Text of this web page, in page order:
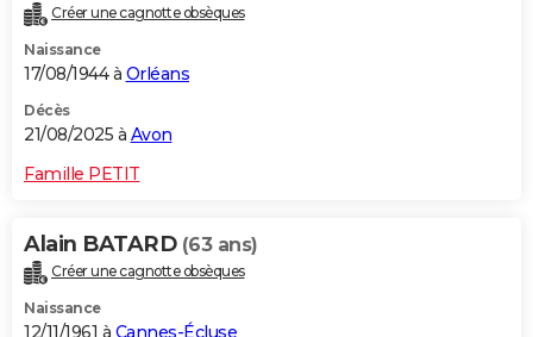
Créer une cagnotte obsèques
Naissance
17/08/1944 à Orléans
Décès
21/08/2025 à Avon
Famille PETIT
Alain BATARD (63 ans)
Créer une cagnotte obsèques
Naissance
12/11/1961 à Cannes-Écluse